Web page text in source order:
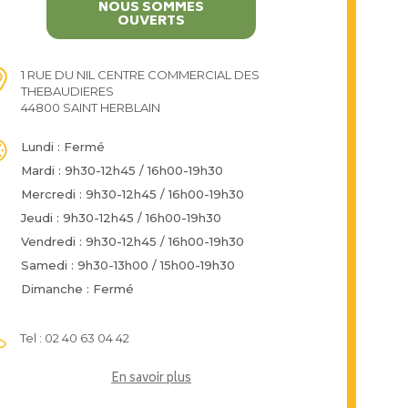
NOUS SOMMES
OUVERTS
1 RUE DU NIL CENTRE COMMERCIAL DES
THEBAUDIERES
44800 SAINT HERBLAIN
Lundi : Fermé
Mardi : 9h30-12h45 / 16h00-19h30
Mercredi : 9h30-12h45 / 16h00-19h30
Jeudi : 9h30-12h45 / 16h00-19h30
Vendredi : 9h30-12h45 / 16h00-19h30
Samedi : 9h30-13h00 / 15h00-19h30
Dimanche : Fermé
Tel : 02 40 63 04 42
En savoir plus